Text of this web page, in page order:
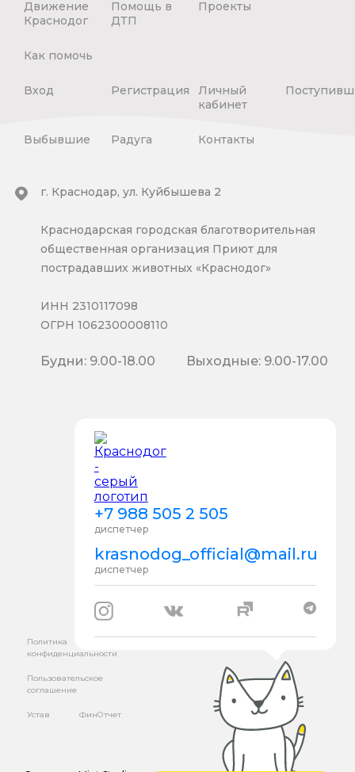
Движение
Краснодог
Помощь в
ДТП
Проекты
Как помочь
Вход Регистрация
Личный
кабинет
Выбывшие Радуга Контакты
+7 988 505 2 505
диспетчер
krasnodog_official@mail.ru
диспетчер
г. Краснодар, ул. Куйбышева 2
Краснодарская городская благотворительная
общественная организация Приют для
пострадавших животных «Краснодог»
ИНН 2310117098
ОГРН 1062300008110
Будни: 9.00-18.00 Выходные: 9.00-17.00
Политика
конфиденциальности
Пользовательское
соглашение
Устав ФинОтчет